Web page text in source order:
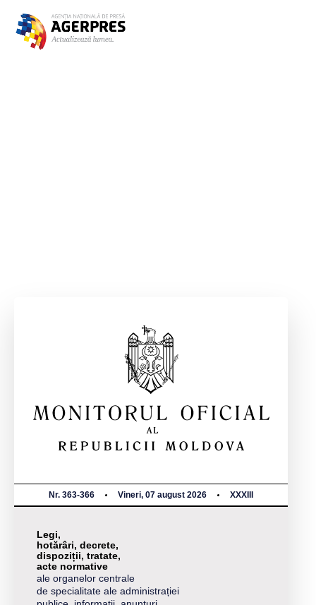
Nr. 363-366 Vineri, 07 august 2026 XXXIII
Legi,
hotărâri, decrete,
dispoziții, tratate,
acte normative
ale organelor centrale
de specialitate ale administrației